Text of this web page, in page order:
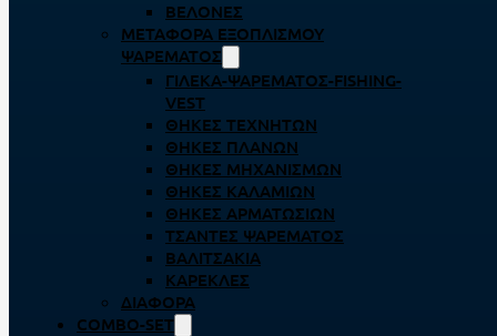
ΒΕΛΌΝΕΣ
ΜΕΤΑΦΟΡΆ ΕΞΟΠΛΙΣΜΟΎ
ΨΑΡΈΜΑΤΟΣ
ΓΙΛΈΚΑ-ΨΑΡΈΜΑΤΟΣ-FISHING-
VEST
ΘΉΚΕΣ ΤΕΧΝΗΤΏΝ
ΘΉΚΕΣ ΠΛΆΝΩΝ
ΘΉΚΕΣ ΜΗΧΑΝΙΣΜΏΝ
ΘΉΚΕΣ ΚΑΛΑΜΙΏΝ
ΘΉΚΕΣ ΑΡΜΑΤΩΣΙΏΝ
ΤΣΆΝΤΕΣ ΨΑΡΈΜΑΤΟΣ
ΒΑΛΙΤΣΆΚΙΑ
ΚΑΡΈΚΛΕΣ
ΔΙΆΦΟΡΑ
COMBO-SET